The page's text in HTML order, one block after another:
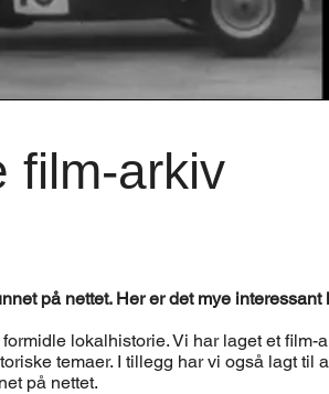
film-arkiv
på nettet. Her er det mye
lokalhistorie. Vi har laget et film-
temaer. I tillegg har vi også lagt til
på nettet.